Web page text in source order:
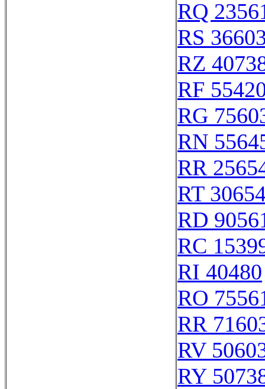
RQ
RS
RZ
RF
RG
RN
RR
RT
RD
RC
RI 40480
RO
RR
RV
RY